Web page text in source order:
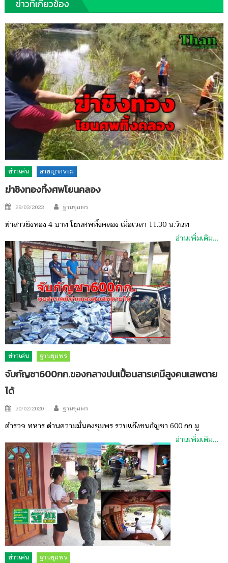
ข่าวที่เกี่ยวข้อง
ข่าวเด่น อาชญากรรม
ฆ่าชิงทองทิ้งศพโยนคลอง
Posted
29/03/2023 Author
ฐานชุมพร
ฆ่าสาวชิงทอง 4 บาท โยนศพทิ้งคลอง เมื่อเวลา 11.30 น.วันท
อ่านเพิ่มเติม…
ข่าวเด่น ฐานชุมพร
จับกัญชา600กก.ของกลางปนเปื้อนสารเคมีสูงคนเสพตาย
ได้
Posted
20/02/2020 Author
ฐานชุมพร
ตำรวจ ทหาร ด่านความมั่นคงชุมพร รวบแก๊งขนกัญชา 600 กก มู
อ่านเพิ่มเติม…
ข่าวเด่น ฐานชุมพร